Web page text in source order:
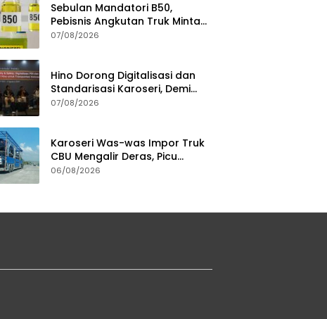
Sebulan Mandatori B50,
Pebisnis Angkutan Truk Minta
Jaminan Ketersediaan BBM
07/08/2026
Hino Dorong Digitalisasi dan
Standarisasi Karoseri, Demi
Jamin Kualitas Kendaraan
07/08/2026
Karoseri Was-was Impor Truk
CBU Mengalir Deras, Picu
Persaingan Tak Sehat
06/08/2026